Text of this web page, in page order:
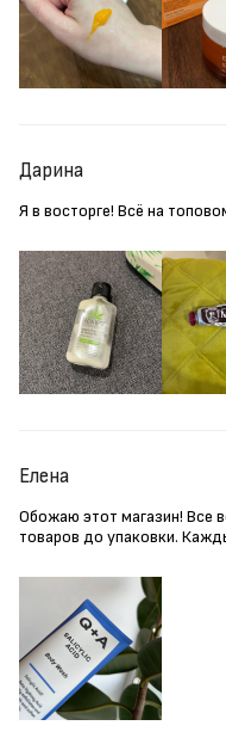
Дарина
Я в восторге! Всё на
Елена
Обожаю этот магазин! Все
товаров до упаковки.